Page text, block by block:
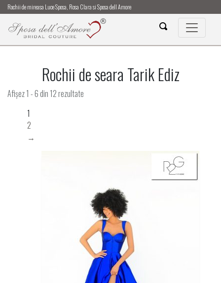
Rochii de mireasa Luce Sposa, Rosa Clara si Sposa dell Amore
Rochii de seara Tarik Ediz
Afișez 1 - 6 din 12 rezultate
1
2
→